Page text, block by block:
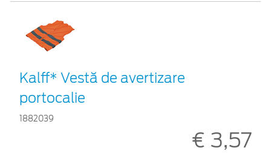
Kalff* Vestă de avertizare
portocalie
1882039
€ 3,57